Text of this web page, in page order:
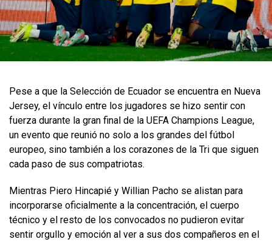
Pese a que la Selección de Ecuador se encuentra en Nueva
Jersey, el vínculo entre los jugadores se hizo sentir con
fuerza durante la gran final de la UEFA Champions League,
un evento que reunió no solo a los grandes del fútbol
europeo, sino también a los corazones de la Tri que siguen
cada paso de sus compatriotas.
Mientras Piero Hincapié y Willian Pacho se alistan para
incorporarse oficialmente a la concentración, el cuerpo
técnico y el resto de los convocados no pudieron evitar
sentir orgullo y emoción al ver a sus dos compañeros en el